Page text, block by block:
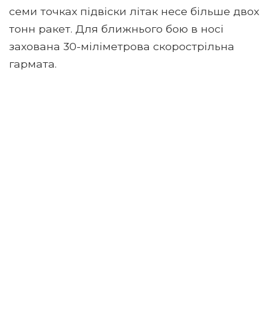
семи точках підвіски літак несе більше двох
тонн ракет. Для ближнього бою в носі
захована 30-міліметрова скорострільна
гармата.